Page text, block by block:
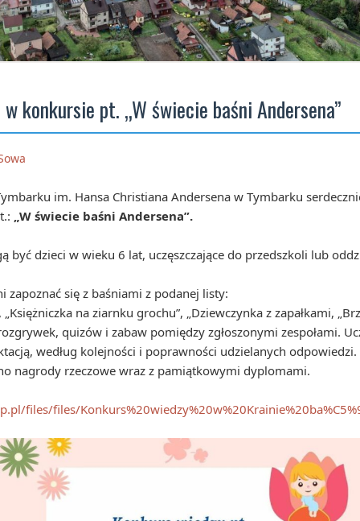
konkursie pt. „W świecie baśni Andersena”
im. Hansa Christiana Andersena w Tymbarku
„W świecie baśni Andersena”.
być dzieci w wieku 6 lat, uczęszczające do przedszkoli lub
się z baśniami z podanej listy:
„Księżniczka na ziarnku grochu”, „Dziewczynka z zapałkami,
quizów i zabaw pomiędzy zgłoszonymi zespołami.
według kolejności i poprawności udzielanych odpowiedzi.
nagrody rzeczowe wraz z pamiątkowymi dyplomami.
files/files/